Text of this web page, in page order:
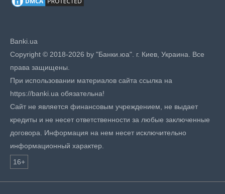
Banki.ua
Copyright © 2018-2026 by "Банки.юа". г. Киев, Украина. Все
права защищены.
При использовании материалов сайта ссылка на
https://banki.ua обязательна!
Сайт не является финансовым учреждением, не выдает
кредиты и не несет ответственности за любые заключенные
договора. Информация на нем несет исключительно
информационный характер.
16+